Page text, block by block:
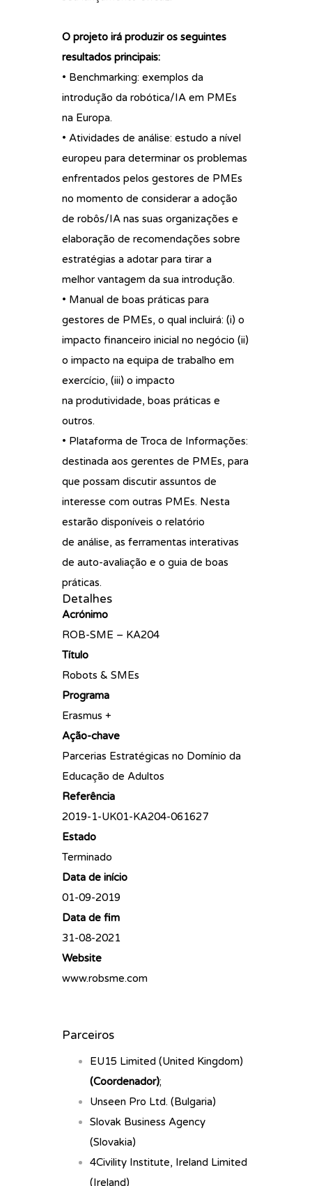
O projeto irá produzir os seguintes
resultados principais:
• Benchmarking: exemplos da
introdução da robótica/IA em PMEs
na Europa.
• Atividades de análise: estudo a nível
europeu para determinar os problemas
enfrentados pelos gestores de PMEs
no momento de considerar a adoção
de robôs/IA nas suas organizações e
elaboração de recomendações sobre
estratégias a adotar para tirar a
melhor vantagem da sua introdução.
• Manual de boas práticas para
gestores de PMEs, o qual incluirá: (i) o
impacto financeiro inicial no negócio (ii)
o impacto na equipa de trabalho em
exercício, (iii) o impacto
na produtividade, boas práticas e
outros.
• Plataforma de Troca de Informações:
destinada aos gerentes de PMEs, para
que possam discutir assuntos de
interesse com outras PMEs. Nesta
estarão disponíveis o relatório
de análise, as ferramentas interativas
de auto-avaliação e o guia de boas
práticas.
Detalhes
Acrónimo
ROB-SME – KA204
Título
Robots & SMEs
Programa
Erasmus +
Ação-chave
Parcerias Estratégicas no Domínio da
Educação de Adultos
Referência
2019-1-UK01-KA204-061627
Estado
Terminado
Data de início
01-09-2019
Data de fim
31-08-2021
Website
www.robsme.com
Parceiros
EU15 Limited (United Kingdom)
(Coordenador);
Unseen Pro Ltd. (Bulgaria)
Slovak Business Agency
(Slovakia)
4Civility Institute, Ireland Limited
(Ireland)